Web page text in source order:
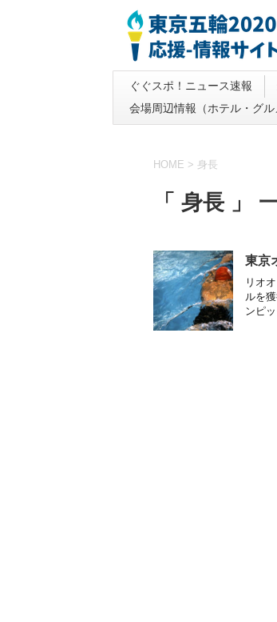
ぐぐスポ！ニュース速報
会場周辺情報（ホテル・グル
HOME > 身長
「 身長 」
東京
リオ
ルを
ンピ